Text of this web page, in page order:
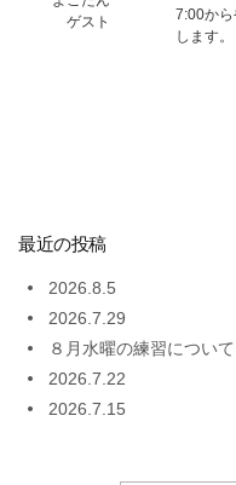
ゲスト
7:00か
します。
最近の投稿
2026.8.5
2026.7.29
８月水曜の練習について
2026.7.22
2026.7.15